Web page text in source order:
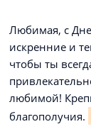
Любимая, с
искренние и
чтобы ты
любимой!
благополучия.